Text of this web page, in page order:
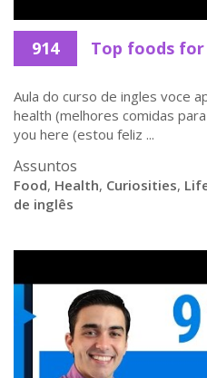
914 Top foods
Aula do curso de ingles voce
health (melhores comidas
you here (estou feliz ...
Assuntos
Food, Health, Curiosities,
de inglês